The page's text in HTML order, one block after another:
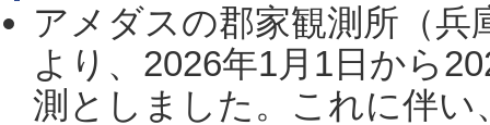
アメダスの郡家観測所（
より、2026年1月1日から
測としました。これに伴い